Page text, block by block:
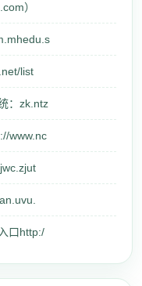
）
list
：zk.ntz
www.nc
口http:/